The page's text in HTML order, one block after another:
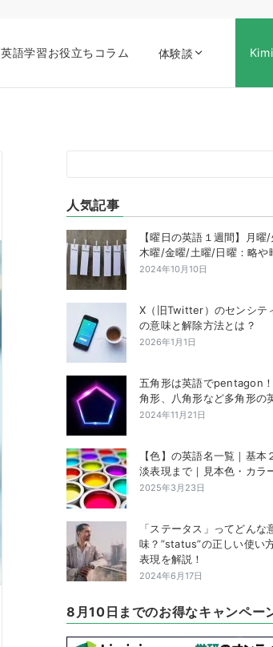
英語学習お役立ちコラム 体験談
人気記事
【曜日の英語１週間】月
木曜/金曜/土曜/日曜：略や
2024年10月10日
X（旧Twitter）のセンシテ
の意味と解除方法とは？
2026年1月1日
五角形は英語でpentagon
角形、八角形など多角形の
2024年11月21日
【色】の英語名一覧｜基本
淡表現まで｜見本色・カラ
2025年3月23日
「ステータス」ってどんな
味？”status”の正しい使い
表現を解説！
2024年6月17日
8月10日までのお得なキャンペー